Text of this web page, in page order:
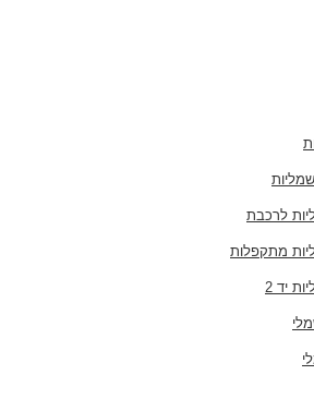
לרכבת
מתקפלות
יד 2